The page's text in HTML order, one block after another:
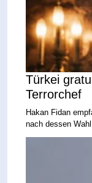
Türkei
Terrorchef
Hakan Fidan
nach dessen